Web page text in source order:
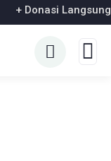
+ Donasi Langsung